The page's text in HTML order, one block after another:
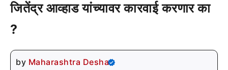
जितेंद्र आव्हाड यांच्यावर कारवाई करणार का
?
by Maharashtra Desha